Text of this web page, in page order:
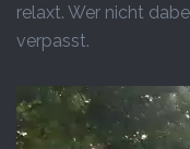
relaxt. Wer nicht
verpasst.